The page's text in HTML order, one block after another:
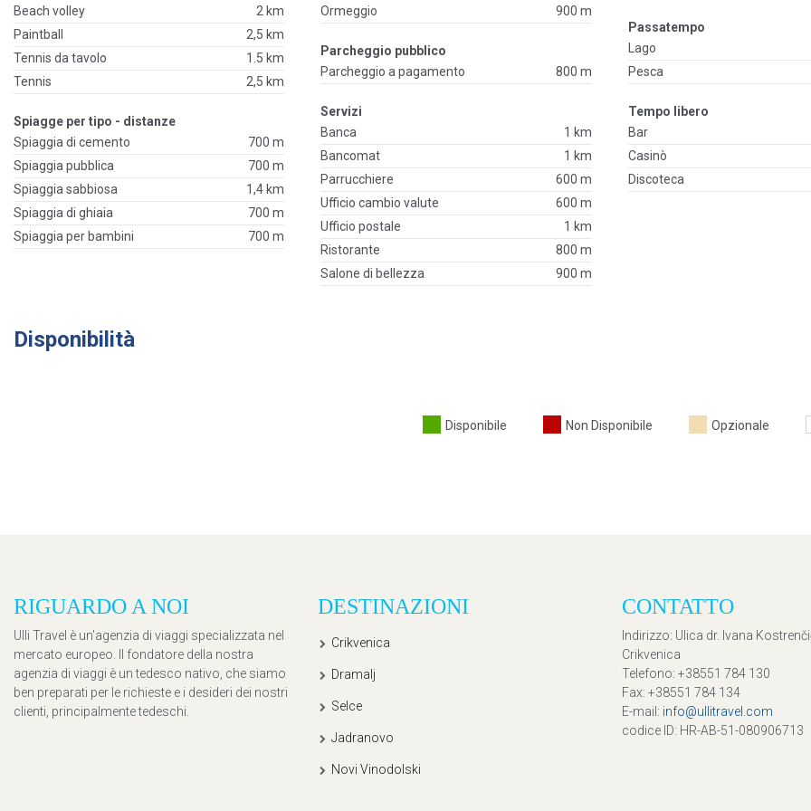
Beach volley
2 km
Paintball
2,5 km
Tennis da tavolo
1.5 km
Tennis
2,5 km
Spiagge per tipo - distanze
Spiaggia di cemento
700 m
Spiaggia pubblica
700 m
Spiaggia sabbiosa
1,4 km
Spiaggia di ghiaia
700 m
Spiaggia per bambini
700 m
Ormeggio
900 m
Parcheggio pubblico
Parcheggio a pagamento
800 m
Servizi
Banca
1 km
Bancomat
1 km
Parrucchiere
600 m
Ufficio cambio valute
600 m
Ufficio postale
1 km
Ristorante
800 m
Salone di bellezza
900 m
Passatempo
Lago
Pesca
Tempo libero
Bar
Casinò
Discoteca
Disponibilità
Disponibile Non Disponibile Opzionale
RIGUARDO A NOI
Ulli Travel è un'agenzia di viaggi specializzata nel
mercato europeo. Il fondatore della nostra
agenzia di viaggi è un tedesco nativo, che siamo
ben preparati per le richieste e i desideri dei nostri
clienti, principalmente tedeschi.
DESTINAZIONI
Crikvenica
Dramalj
Selce
Jadranovo
Novi Vinodolski
CONTATTO
Indirizzo: Ulica dr. Ivana
Crikvenica
Telefono: +38551 784 130
Fax: +38551 784 134
E-mail : info@ullitravel.com
codice ID: HR-AB-51-080906713